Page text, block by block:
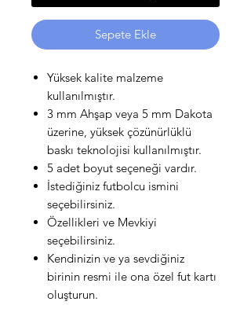
Sepete Ekle
Yüksek kalite malzeme
kullanılmıştır.
3 mm Ahşap veya 5 mm Dakota
üzerine, yüksek çözünürlüklü
baskı teknolojisi kullanılmıştır.
5 adet boyut seçeneği vardır.
İstediğiniz futbolcu ismini
seçebilirsiniz.
Özellikleri ve Mevkiyi
seçebilirsiniz.
Kendinizin ve ya sevdiğiniz
birinin resmi ile ona özel fut kartı
oluşturun.